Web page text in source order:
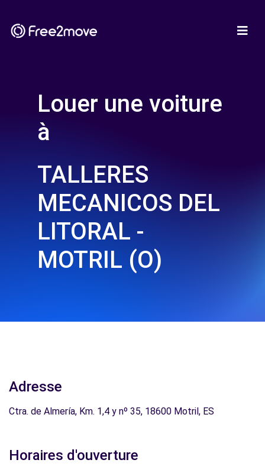
Louer une voiture
à
TALLERES
MECANICOS DEL
LITORAL -
MOTRIL (O)
Adresse
Ctra. de Almería, Km. 1,4 y nº 35, 18600 Motril, ES
Horaires d'ouverture